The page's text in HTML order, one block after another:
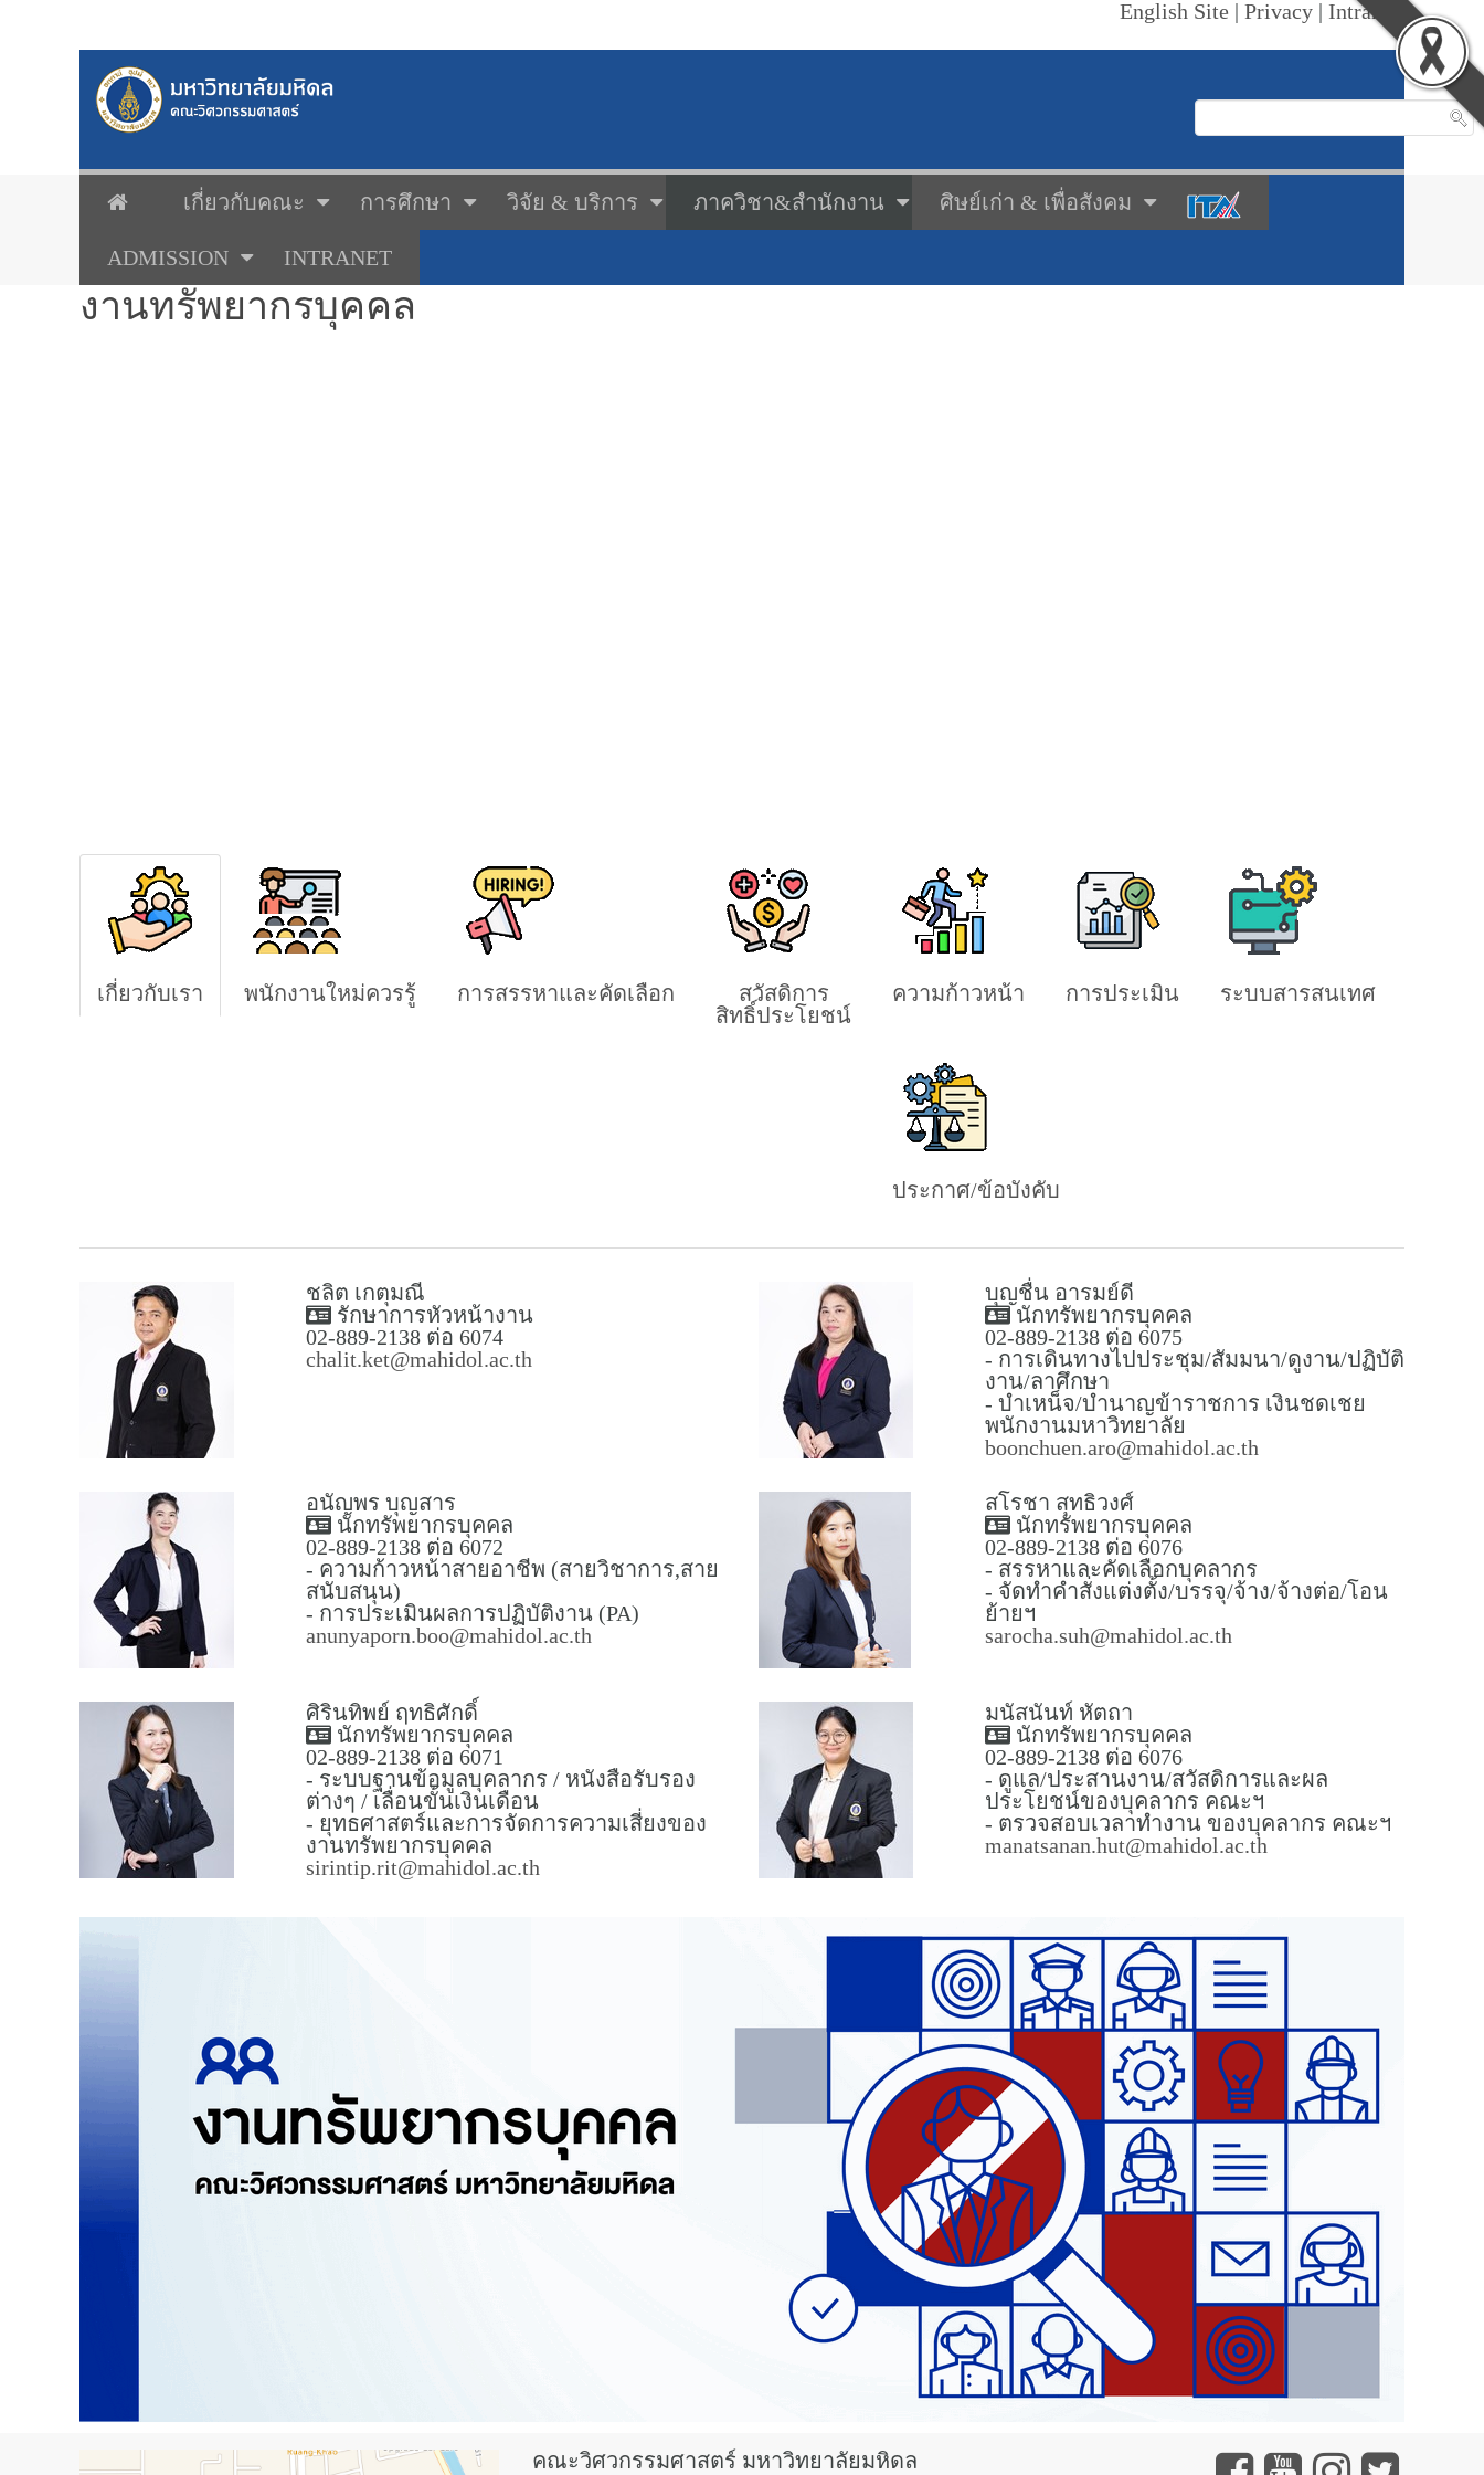
English Site | Privacy | Intranet
เกี่ยวกับคณะ การศึกษา วิจัย & บริการ ภาควิชา&สำนักงาน ศิษย์เก่า & เพื่อสังคม
ADMISSION INTRANET
งานทรัพยากรบุคคล
เกี่ยวกับเรา พนักงานใหม่ควรรู้ การสรรหาและคัดเลือก
สวัสดิการ
สิทธิ์ประโยชน์
ความก้าวหน้า การประเมิน ระบบสารสนเทศ
ประกาศ/ข้อบังคับ
ชลิต เกตุมณี
รักษาการหัวหน้างาน
02-889-2138 ต่อ 6074
chalit.ket@mahidol.ac.th
บุญชื่น อารมย์ดี
นักทรัพยากรบุคคล
02-889-2138 ต่อ 6075
- การเดินทางไปประชุม/สัมมนา/ดูงาน/ปฏิบัติ
งาน/ลาศึกษา
- บำเหน็จ/บำนาญข้าราชการ เงินชดเชย
พนักงานมหาวิทยาลัย
boonchuen.aro@mahidol.ac.th
อนัญพร บุญสาร
นักทรัพยากรบุคคล
02-889-2138 ต่อ 6072
- ความก้าวหน้าสายอาชีพ (สายวิชาการ,สาย
สนับสนุน)
- การประเมินผลการปฏิบัติงาน (PA)
anunyaporn.boo@mahidol.ac.th
สโรชา สุทธิวงศ์
นักทรัพยากรบุคคล
02-889-2138 ต่อ 6076
- สรรหาและคัดเลือกบุคลากร
- จัดทำคำสั่งแต่งตั้ง/บรรจุ/จ้าง/จ้างต่อ/โอน
ย้ายฯ
sarocha.suh@mahidol.ac.th
ศิรินทิพย์ ฤทธิศักดิ์
นักทรัพยากรบุคคล
02-889-2138 ต่อ 6071
- ระบบฐานข้อมูลบุคลากร / หนังสือรับรอง
ต่างๆ / เลื่อนขั้นเงินเดือน
- ยุทธศาสตร์และการจัดการความเสี่ยงของ
งานทรัพยากรบุคคล
sirintip.rit@mahidol.ac.th
มนัสนันท์ หัตถา
นักทรัพยากรบุคคล
02-889-2138 ต่อ 6076
- ดูแล/ประสานงาน/สวัสดิการและผล
ประโยชน์ของบุคลากร คณะฯ
- ตรวจสอบเวลาทำงาน ของบุคลากร คณะฯ
manatsanan.hut@mahidol.ac.th
คณะวิศวกรรมศาสตร์ มหาวิทยาลัยมหิดล